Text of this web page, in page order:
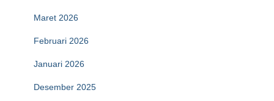
Maret 2026
Februari 2026
Januari 2026
Desember 2025